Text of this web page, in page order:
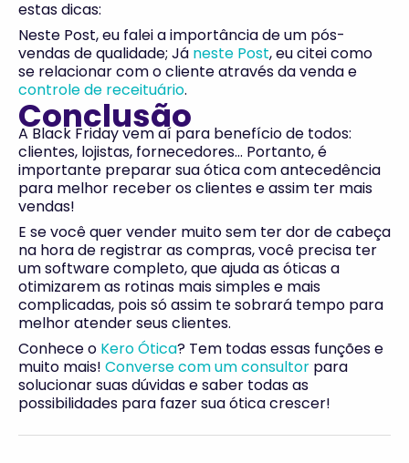
estas dicas:
Neste Post, eu falei a importância de um pós-
vendas de qualidade; Já neste Post, eu citei como
se relacionar com o cliente através da venda e
controle de receituário.
Conclusão
A Black Friday vem aí para benefício de todos:
clientes, lojistas, fornecedores… Portanto, é
importante preparar sua ótica com antecedência
para melhor receber os clientes e assim ter mais
vendas!
E se você quer vender muito sem ter dor de cabeça
na hora de registrar as compras, você precisa ter
um software completo, que ajuda as óticas a
otimizarem as rotinas mais simples e mais
complicadas, pois só assim te sobrará tempo para
melhor atender seus clientes.
Conhece o Kero Ótica? Tem todas essas funções e
muito mais! Converse com um consultor para
solucionar suas dúvidas e saber todas as
possibilidades para fazer sua ótica crescer!